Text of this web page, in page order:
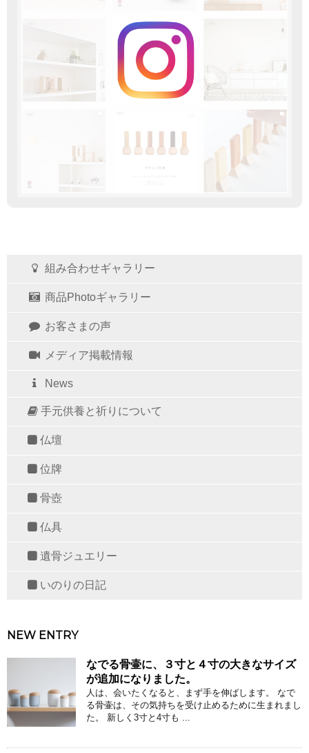
組み合わせギャラリー
商品Photoギャラリー
お客さまの声
メディア掲載情報
News
手元供養と祈りについて
仏壇
位牌
骨壺
仏具
遺骨ジュエリー
いのりの日記
NEW ENTRY
なでる骨壷に、３寸と４寸の大きなサイズ
が追加になりました。
人は、会いたくなると、まず手を伸ばします。 なで
る骨壷は、その気持ちを受け止めるために生まれまし
た。 新しく3寸と4寸も ...